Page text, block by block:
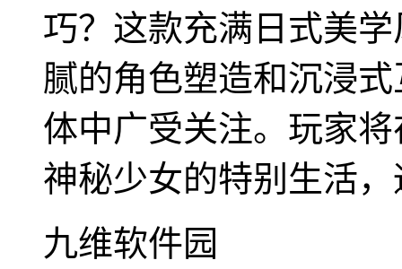
巧？这款充满日式美
腻的角色塑造和沉浸
体中广受关注。玩家
神秘少女的特别生活，
九维软件园